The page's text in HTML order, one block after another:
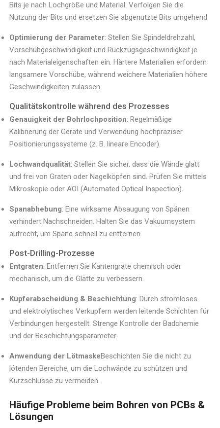
Bits je nach Lochgröße und Material. Verfolgen Sie die
Nutzung der Bits und ersetzen Sie abgenutzte Bits umgehend.
Optimierung der Parameter: Stellen Sie Spindeldrehzahl,
Vorschubgeschwindigkeit und Rückzugsgeschwindigkeit je
nach Materialeigenschaften ein. Härtere Materialien erfordern
langsamere Vorschübe, während weichere Materialien höhere
Geschwindigkeiten zulassen.
Qualitätskontrolle während des Prozesses
Genauigkeit der Bohrlochposition: Regelmäßige
Kalibrierung der Geräte und Verwendung hochpräziser
Positionierungssysteme (z. B. lineare Encoder).
Lochwandqualität: Stellen Sie sicher, dass die Wände glatt
und frei von Graten oder Nagelköpfen sind. Prüfen Sie mittels
Mikroskopie oder AOI (Automated Optical Inspection).
Spanabhebung: Eine wirksame Absaugung von Spänen
verhindert Nachschneiden. Halten Sie das Vakuumsystem
aufrecht, um Späne schnell zu entfernen.
Post-Drilling-Prozesse
Entgraten: Entfernen Sie Kantengrate chemisch oder
mechanisch, um die Glätte zu verbessern.
Kupferabscheidung & Beschichtung: Durch stromloses
und elektrolytisches Verkupfern werden leitende Schichten für
Verbindungen hergestellt. Strenge Kontrolle der Badchemie
und der Beschichtungsparameter.
Anwendung der LötmaskeBeschichten Sie die nicht zu
lötenden Bereiche, um die Lochwände zu schützen und
Kurzschlüsse zu vermeiden.
Häufige Probleme beim Bohren von PCBs &
Lösungen